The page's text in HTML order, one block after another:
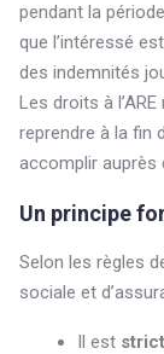
pendant la
que l’intéressé
des indemnités
Les droits à
reprendre à la fin
accomplir auprès
Un principe
Selon les règles
sociale et
Il est